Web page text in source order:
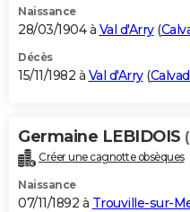
Naissance
28/03/1904 à Val d'Arry(
Décès
15/11/1982 à Val d'Arry(
Germaine LEBIDOIS
Créer une cagnotte obsèques
Naissance
07/11/1892 à Trouville-sur-